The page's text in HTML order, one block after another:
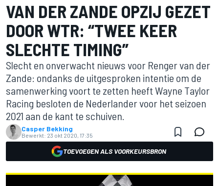
VAN DER ZANDE OPZIJ GEZET
DOOR WTR: “TWEE KEER
SLECHTE TIMING”
Slecht en onverwacht nieuws voor Renger van der
Zande: ondanks de uitgesproken intentie om de
samenwerking voort te zetten heeft Wayne Taylor
Racing besloten de Nederlander voor het seizoen
2021 aan de kant te schuiven.
Casper Bekking
Bewerkt: 23 okt 2020, 17:35
TOEVOEGEN ALS VOORKEURSBRON